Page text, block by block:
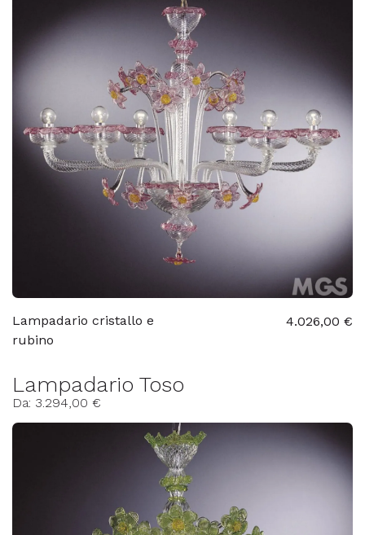
Lampadario cristallo e
rubino
4.026,00 €
Lampadario Toso
Da: 3.294,00 €